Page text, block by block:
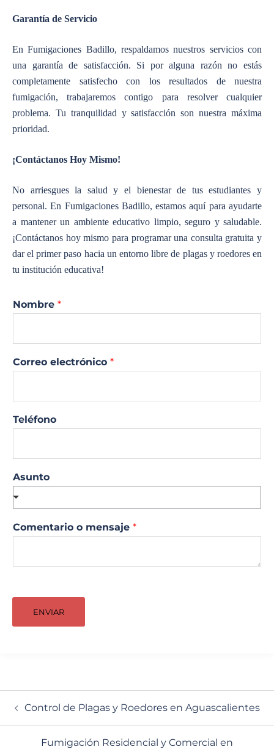
Garantía de Servicio
En Fumigaciones Badillo, respaldamos nuestros servicios con
una garantía de satisfacción. Si por alguna razón no estás
completamente satisfecho con los resultados de nuestra
fumigación, trabajaremos contigo para resolver cualquier
problema. Tu tranquilidad y satisfacción son nuestra máxima
prioridad.
¡Contáctanos Hoy Mismo!
No arriesgues la salud y el bienestar de tus estudiantes y
personal. En Fumigaciones Badillo, estamos aquí para ayudarte
a mantener un ambiente educativo limpio, seguro y saludable.
¡Contáctanos hoy mismo para programar una consulta gratuita y
dar el primer paso hacia un entorno libre de plagas y roedores en
tu institución educativa!
Nombre *
Correo electrónico *
Teléfono
Asunto
Comentario o mensaje *
ENVIAR
de Control de Plagas y Roedores en Aguascalientes
Fumigación Residencial y Comercial en